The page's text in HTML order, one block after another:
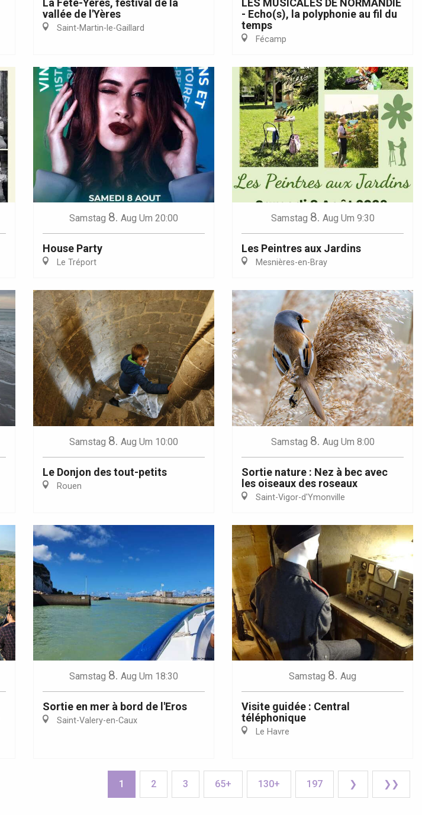
La Fête-Yères, festival de la
vallée de l'Yères
Saint-Martin-le-Gaillard
LES MUSICALES DE NORMANDIE
- Echo(s), la polyphonie au fil du
temps
Fécamp
Samstag 8. Aug Um 20:00
House Party
Le Tréport
Samstag 8. Aug Um 9:30
Les Peintres aux Jardins
Mesnières-en-Bray
Samstag 8. Aug Um 10:00
Le Donjon des tout-petits
Rouen
Samstag 8. Aug Um 8:00
Sortie nature : Nez à bec avec
les oiseaux des roseaux
Saint-Vigor-d'Ymonville
Samstag 8. Aug Um 18:30
Sortie en mer à bord de l'Eros
Saint-Valery-en-Caux
Samstag 8. Aug
Visite guidée : Central
téléphonique
Le Havre
1 2 3 65+ 130+ 197 ❯ ❯❯